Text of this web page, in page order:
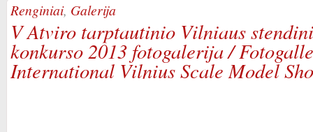
Renginiai, Galerija
V Atviro tarptautinio Vilniaus
konkurso 2013 fotogalerija /
International Vilnius Scale Model